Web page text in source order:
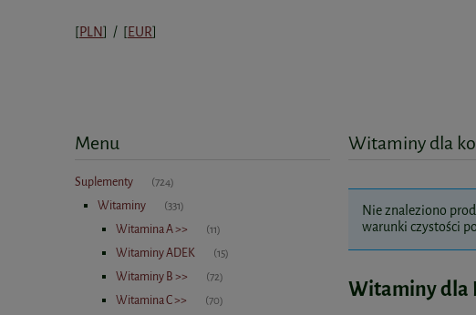
[PLN] / [EUR]
Menu
Suplementy (724)
Witaminy (331)
Witamina A >> (11)
Witaminy ADEK (15)
Witaminy B >> (72)
Witamina C >> (70)
Witaminy dla
Nie znaleziono
warunki czystości
Witaminy dla